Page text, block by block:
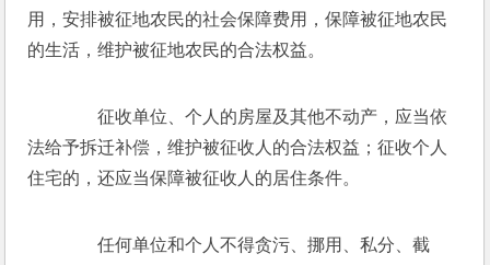
用，安排被征地农民的社会保障费用，保障被征地农民
的生活，维护被征地农民的合法权益。
征收单位、个人的房屋及其他不动产，应当依
法给予拆迁补偿，维护被征收人的合法权益；征收个人
住宅的，还应当保障被征收人的居住条件。
任何单位和个人不得贪污、挪用、私分、截